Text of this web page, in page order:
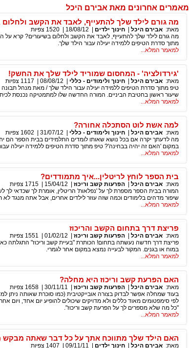
מאמרים אחרונים מאת אבירם היכל
מה גורם לילד שלך להתעייף, לאבד את הקשב ולחלום
מאת: אבירם היכל חינוך ילדים 18/08/12
1520 צפיות
מה גורם לילד שלך להתעייף, לאבד את הקשב ולחלום בשיעורים? קרא על
מתוך סדרת הטיפים ללמידה יעילה עבור הילד שלך.
למאמר המלא...
'גירדולציה' - המחסום שמוריד לילד שלך את החשק!
מאת: אבירם היכל חינוך ולימודים - כללי 08/08/12
1117 צפיות
טיפ מתוך סדרת הטיפים ללמידה יעילה עבור הילד שלך / מאת מנהל
שיעור ראשון בחטיבת הביניים. המורה החדשה שלו למתמטיקה נכנסת
למאמר המלא...
למה אשת לוט הסתכלה אחורה?
מאת: אבירם היכל חינוך ולימודים - כללי 31/07/12
1602 צפיות
מה לדעתך יקרה אם בכל נושא שאותו לומדים התלמידים בבית הספר הם
במקום 'האם זה יהיה בבחינה'? טיפ מתוך סדרת הטיפים ללמידה יעילה
למאמר המלא...
בית הספר לוחץ לריטלין...איך מתמודדים?
מאת: אבירם היכל הפרעות קשב וריכוז 15/04/12
1715 צפיות
המורה בבית הספר מספרת לך על 'נפלאות' הריטלין, אומרת לך שכדאי לך
שיפור מדהים בלימודים וכמה שזה עוזר לילדים אחרים, אבל אתה מנגד
למאמר המלא...
פריצת דרך בתחום הקשב והריכוז
מאת: אבירם היכל הפרעות קשב וריכוז 01/02/12
1551 צפיות
פריצת דרך חדשה נעשתה בתחום! הכותרת "בעיית קשב וריכוז" התגלתה
במוח או בגנים. המקור לבעייה נמצא במקום אחר לגמרי.
למאמר המלא...
האם הפרעת קשב וריכוז היא מחלה?
מאת: אבירם היכל הפרעות קשב וריכוז 30/11/11
1658 צפיות
בעוד שמחלה אפשר לבדוק בצורה אובייקטיבית (כמו סוכרת שאותה ניתן
לפי סימפטומים מאוד כללים ולא מדויקים שיכולים להופיע יום אחד,
"כל מה שלא מספרים לך על הפרעת קשב וריכוז".
למאמר המלא...
האם הילד שלך מתווכח אתך על כל דבר שאתה מבקש
מאת: אבירם היכל חינוך ילדים 09/11/11
1407 צפיות